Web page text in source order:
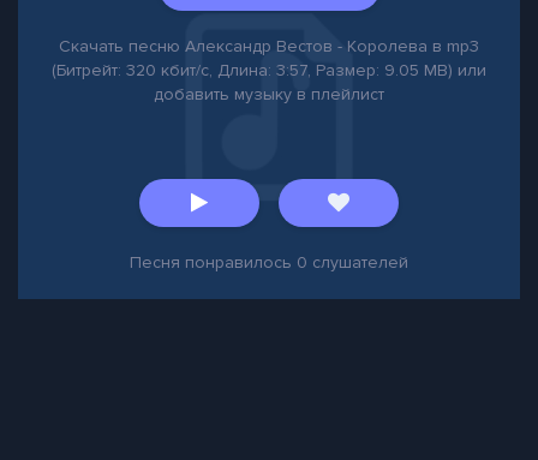
Скачать песню Александр Вестов - Королева в mp3
(Битрейт: 320 кбит/с, Длина: 3:57, Размер: 9.05 MB) или
добавить музыку в плейлист
Песня понравилось 0 слушателей